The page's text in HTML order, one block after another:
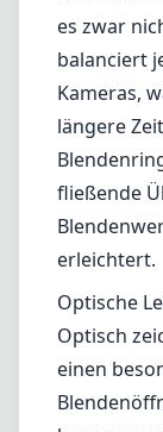
Nikon
Sony E
Blog
Fujifilm X
Meyer-
58mm
Fujifilm
Testbericht
Die Meyer-Optik
Bajonett ist eine
und moderner